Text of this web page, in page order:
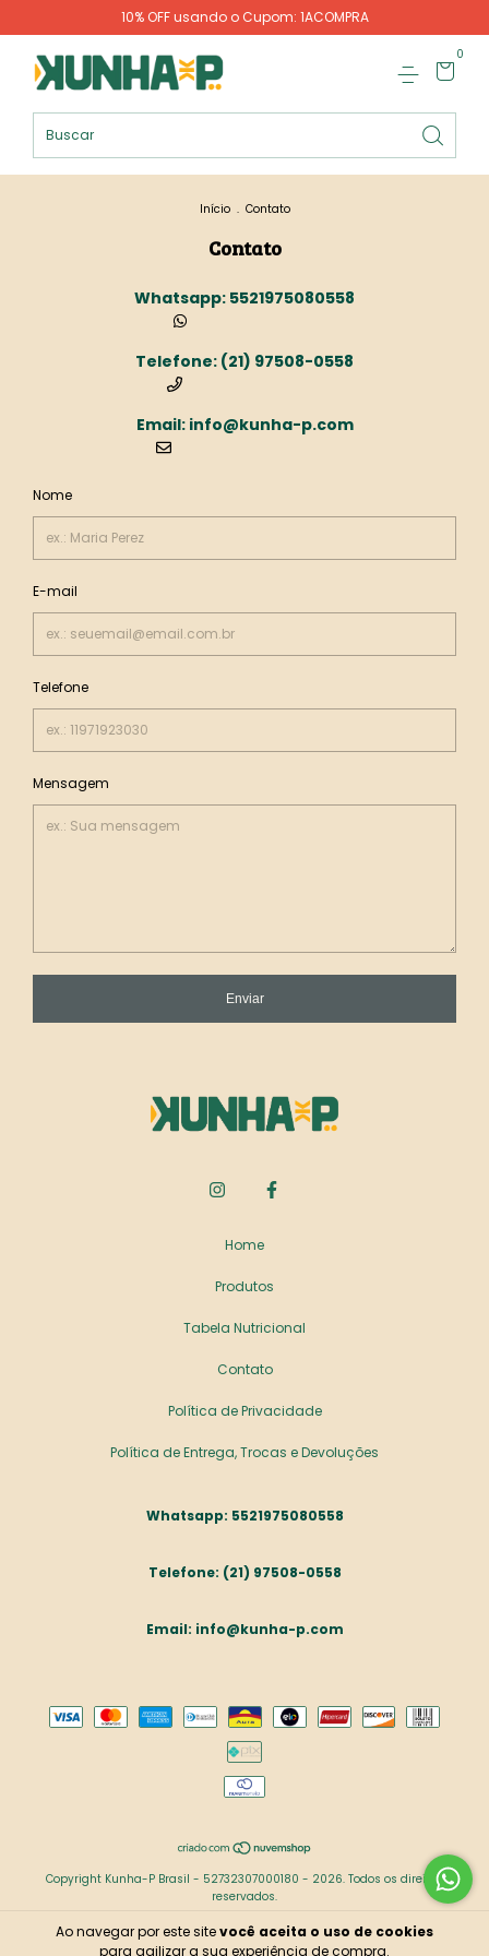
10% OFF usando o Cupom: 1ACOMPRA
0
Ao navegar por este sitevocê aceita o uso de cookies
para agilizar a sua experiência de compra.
Início . Contato
Contato
Nome
E-mail
Telefone
Mensagem
Enviar
Home
Produtos
Tabela Nutricional
Contato
Política de Privacidade
Política de Entrega, Trocas e Devoluções
Copyright Kunha-P Brasil - 52732307000180 - 2026. Todos os direitos
reservados.